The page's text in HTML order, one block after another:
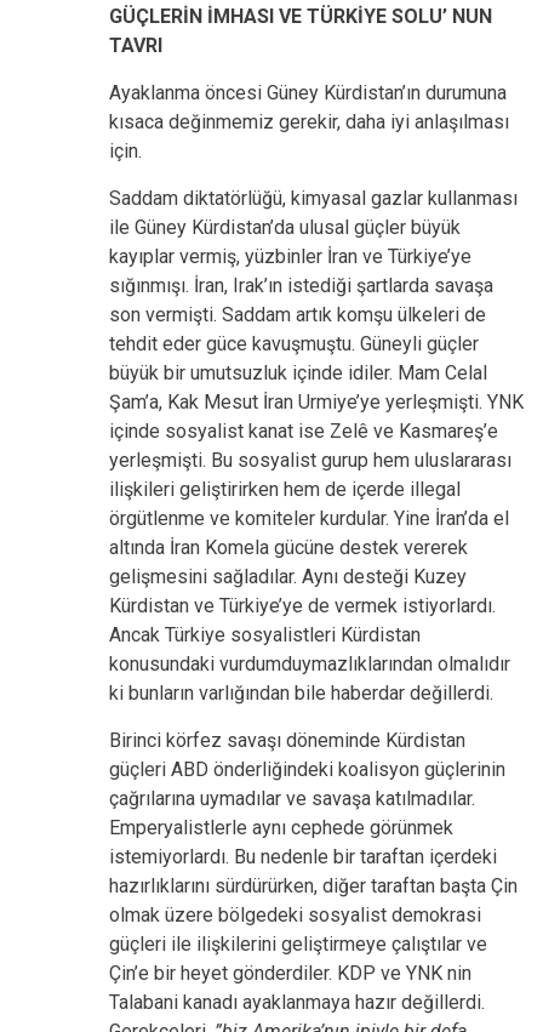
GÜÇLERİN İMHASI VE TÜRKİYE SOLU’ NUN
TAVRI
Ayaklanma öncesi Güney Kürdistan’ın durumuna
kısaca değinmemiz gerekir, daha iyi anlaşılması
için.
Saddam diktatörlüğü, kimyasal gazlar kullanması
ile Güney Kürdistan’da ulusal güçler büyük
kayıplar vermiş, yüzbinler İran ve Türkiye’ye
sığınmışı. İran, Irak’ın istediği şartlarda savaşa
son vermişti. Saddam artık komşu ülkeleri de
tehdit eder güce kavuşmuştu. Güneyli güçler
büyük bir umutsuzluk içinde idiler. Mam Celal
Şam’a, Kak Mesut İran Urmiye’ye yerleşmişti. YNK
içinde sosyalist kanat ise Zelê ve Kasmareş’e
yerleşmişti. Bu sosyalist gurup hem uluslararası
ilişkileri geliştirirken hem de içerde illegal
örgütlenme ve komiteler kurdular. Yine İran’da el
altında İran Komela gücüne destek vererek
gelişmesini sağladılar. Aynı desteği Kuzey
Kürdistan ve Türkiye’ye de vermek istiyorlardı.
Ancak Türkiye sosyalistleri Kürdistan
konusundaki vurdumduymazlıklarından olmalıdır
ki bunların varlığından bile haberdar değillerdi.
Birinci körfez savaşı döneminde Kürdistan
güçleri ABD önderliğindeki koalisyon güçlerinin
çağrılarına uymadılar ve savaşa katılmadılar.
Emperyalistlerle aynı cephede görünmek
istemiyorlardı. Bu nedenle bir taraftan içerdeki
hazırlıklarını sürdürürken, diğer taraftan başta Çin
olmak üzere bölgedeki sosyalist demokrasi
güçleri ile ilişkilerini geliştirmeye çalıştılar ve
Çin’e bir heyet gönderdiler. KDP ve YNK nin
Talabani kanadı ayaklanmaya hazır değillerdi.